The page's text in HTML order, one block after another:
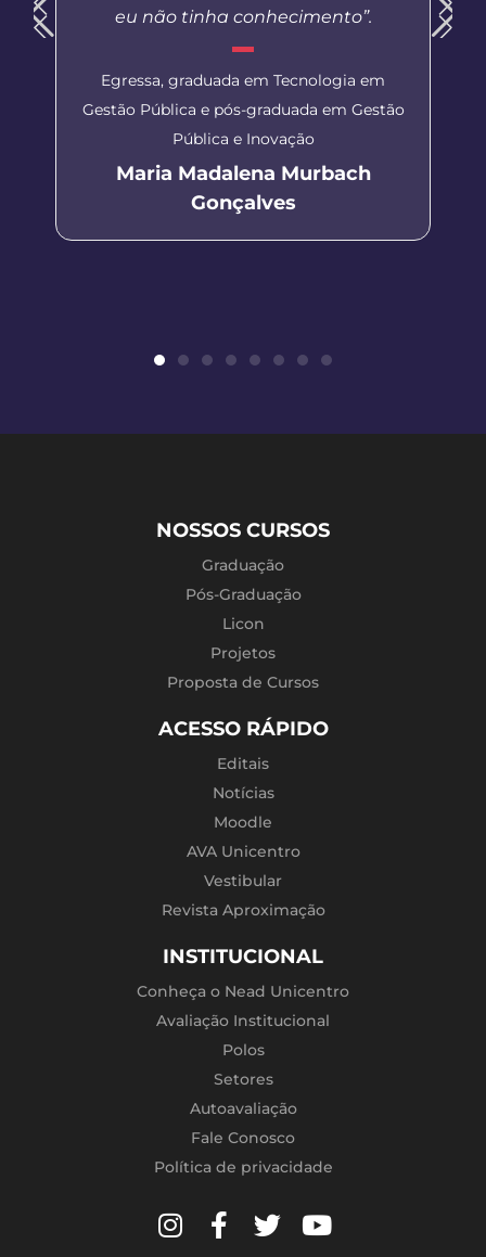
eu não tinha conhecimento”.
Egressa, graduada em Tecnologia em
Gestão Pública e pós-graduada em Gestão
Pública e Inovação
Maria Madalena Murbach
Gonçalves
NOSSOS CURSOS
Graduação
Pós-Graduação
Licon
Projetos
Proposta de Cursos
ACESSO RÁPIDO
Editais
Notícias
Moodle
AVA Unicentro
Vestibular
Revista Aproximação
INSTITUCIONAL
Conheça o Nead Unicentro
Avaliação Institucional
Polos
Setores
Autoavaliação
Fale Conosco
Política de privacidade